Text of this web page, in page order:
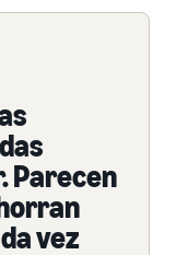
Parecen
vez